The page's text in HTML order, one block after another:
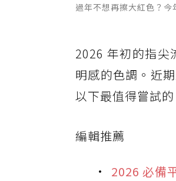
過年不想再擦大紅色？
2026 年初的指
明感的色調。近
以下最值得嘗試
編輯推薦
2026 必備